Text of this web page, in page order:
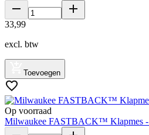
33,99
excl. btw
Toevoegen
Op voorraad
Milwaukee FASTBACK™ Klapmes -